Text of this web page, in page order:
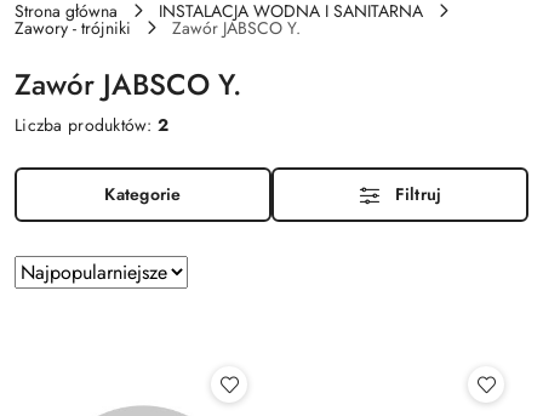
Strona główna INSTALACJA WODNA I SANITARNA
Zawory - trójniki Zawór JABSCO Y.
Zawór JABSCO Y.
Liczba produktów:2
Kategorie Filtruj
Zastosowano
sortowanie:
Sortuj
według